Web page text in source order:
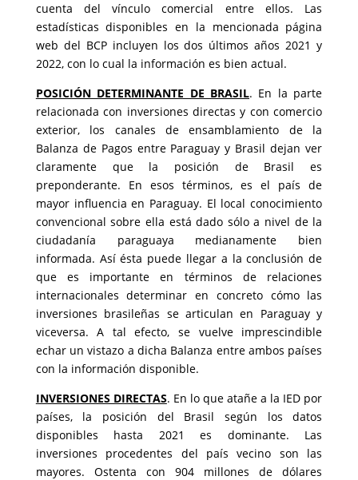
cuenta del vínculo comercial entre ellos. Las
estadísticas disponibles en la mencionada página
web del BCP incluyen los dos últimos años 2021 y
2022, con lo cual la información es bien actual.
POSICIÓN DETERMINANTE DE BRASIL. En la parte
relacionada con inversiones directas y con comercio
exterior, los canales de ensamblamiento de la
Balanza de Pagos entre Paraguay y Brasil dejan ver
claramente que la posición de Brasil es
preponderante. En esos términos, es el país de
mayor influencia en Paraguay. El local conocimiento
convencional sobre ella está dado sólo a nivel de la
ciudadanía paraguaya medianamente bien
informada. Así ésta puede llegar a la conclusión de
que es importante en términos de relaciones
internacionales determinar en concreto cómo las
inversiones brasileñas se articulan en Paraguay y
viceversa. A tal efecto, se vuelve imprescindible
echar un vistazo a dicha Balanza entre ambos países
con la información disponible.
INVERSIONES DIRECTAS. En lo que atañe a la IED por
países, la posición del Brasil según los datos
disponibles hasta 2021 es dominante. Las
inversiones procedentes del país vecino son las
mayores. Ostenta con 904 millones de dólares